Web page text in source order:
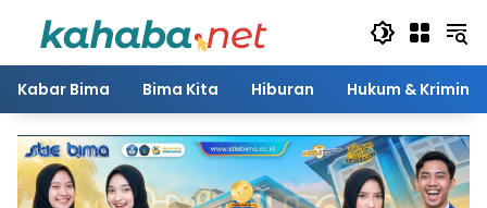
Kabar Bima Bima Kita Hiburan Hukum & Kriminal